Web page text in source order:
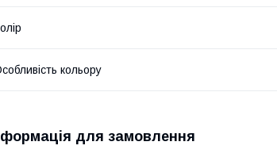
кольору
для замовлення